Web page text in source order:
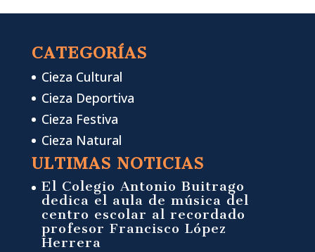
CATEGORÍAS
Cieza Cultural
Cieza Deportiva
Cieza Festiva
Cieza Natural
ULTIMAS NOTICIAS
El Colegio Antonio Buitrago
dedica el aula de música del
centro escolar al recordado
profesor Francisco López
Herrera